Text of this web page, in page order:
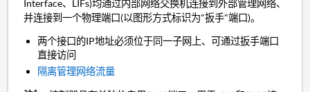
Interface、LIFs)均通过内部网络交换机连接到外部管理网络、
并连接到一个物理端口(以图形方式标识为"扳手"端口)。
两个接口的IP地址必须位于同一子网上、可通过扳手端口
直接访问
隔离管理网络流量